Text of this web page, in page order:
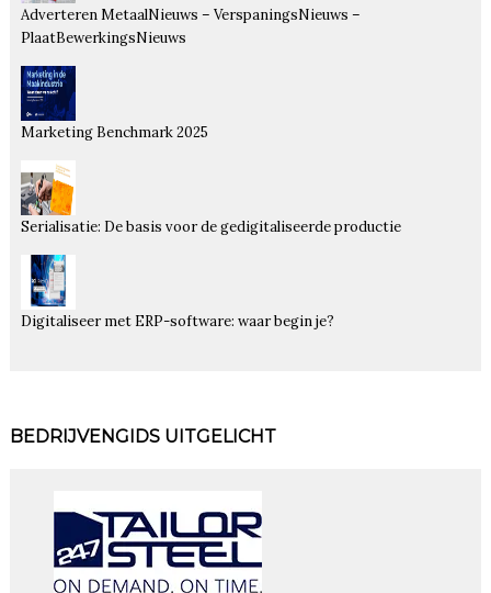
Adverteren MetaalNieuws – VerspaningsNieuws –
PlaatBewerkingsNieuws
Marketing Benchmark 2025
Serialisatie: De basis voor de gedigitaliseerde productie
Digitaliseer met ERP-software: waar begin je?
BEDRIJVENGIDS UITGELICHT